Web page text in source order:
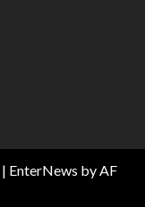
| EnterNews by AF